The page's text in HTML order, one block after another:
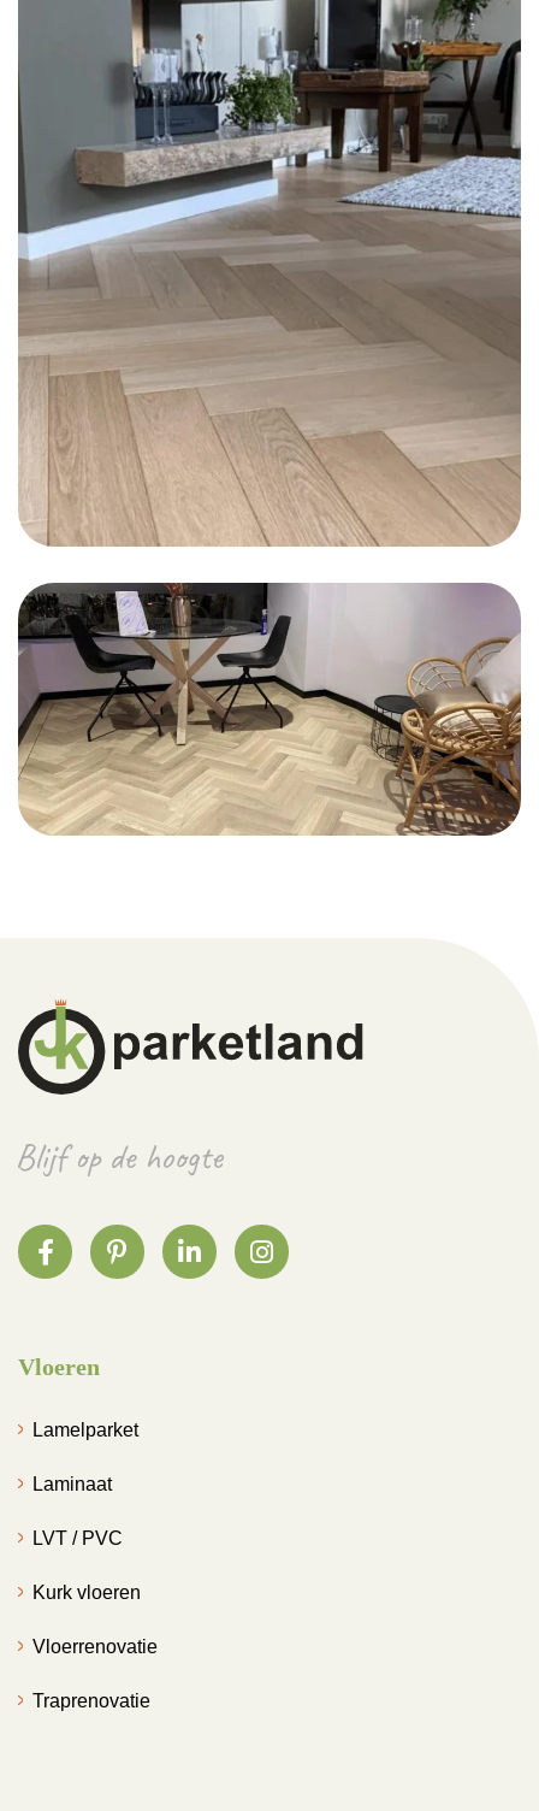
Vloeren
Lamelparket
Laminaat
LVT / PVC
Kurk vloeren
Vloerrenovatie
Traprenovatie